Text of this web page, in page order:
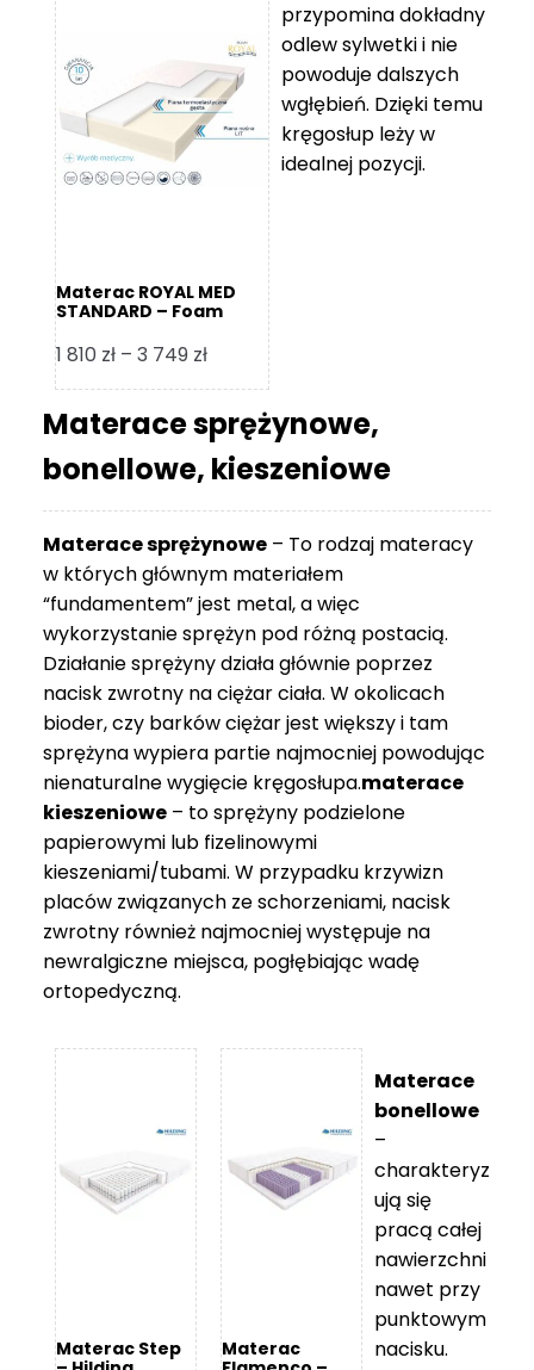
119 zł
do
11
670 zł
Materac ROYAL MED
STANDARD – Foam
1 810 zł – 3 749 złZakres
cen:
od
1
810 zł
749 zł
przypomina dokładny
odlew sylwetki i nie
powoduje dalszych
wgłębień. Dzięki temu
kręgosłup leży w
idealnej pozycji.
Materace sprężynowe,
bonellowe, kieszeniowe
Materace sprężynowe – To rodzaj materacy
w których głównym materiałem
“fundamentem” jest metal, a więc
wykorzystanie sprężyn pod różną postacią.
Działanie sprężyny działa głównie poprzez
nacisk zwrotny na ciężar ciała. W okolicach
bioder, czy barków ciężar jest większy i tam
sprężyna wypiera partie najmocniej powodując
nienaturalne wygięcie kręgosłupa.materace
kieszeniowe – to sprężyny podzielone
papierowymi lub fizelinowymi
kieszeniami/tubami. W przypadku krzywizn
placów związanych ze schorzeniami, nacisk
zwrotny również najmocniej występuje na
newralgiczne miejsca, pogłębiając wadę
ortopedyczną.
Materac Step
Materac
Materace
bonellowe
–
charakteryz
ują się
pracą całej
nawierzchni
nawet przy
punktowym
nacisku.